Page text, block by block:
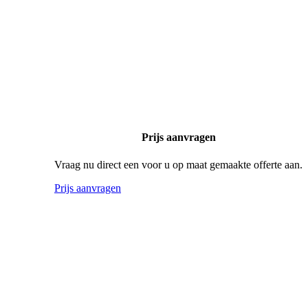
Prijs aanvragen
Vraag nu direct een voor u op maat gemaakte offerte aan.
Prijs aanvragen